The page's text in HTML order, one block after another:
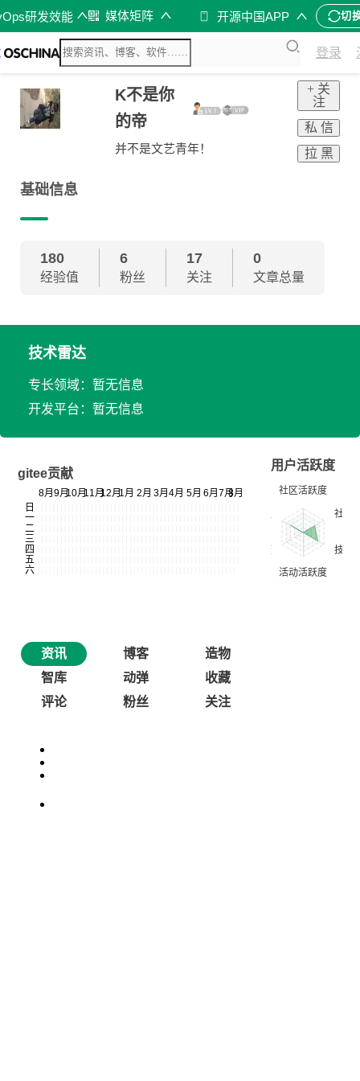
研发效能 媒体矩阵 开源中国APP 切
登录
K不是你
的帝
并不是文艺青年！
+ 关
注
私 信
拉 黑
基础信息
180
经验值
6
粉丝
17
关注
0
文章总量
技术雷达
专长领域：暂无信息
开发平台：暂无信息
gitee贡献
用户活跃度
资讯 博客
造物
智库
动弹
收藏
评论
粉丝 关注